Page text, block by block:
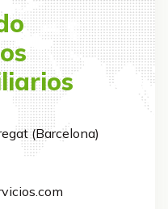
(Barcelona)